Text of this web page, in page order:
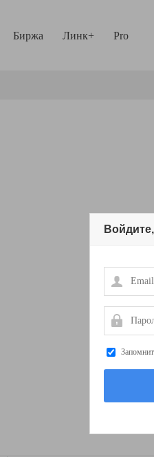
Биржа Линк+ Pro
Email
Пароль